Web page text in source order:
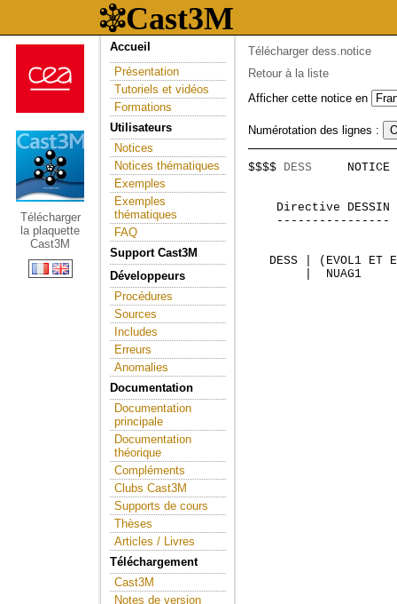
Télécharger
la plaquette
Cast3M
Accueil
Présentation
Tutoriels et vidéos
Formations
Utilisateurs
Notices
Notices thématiques
Exemples
Exemples
thématiques
FAQ
Support Cast3M
Développeurs
Procédures
Sources
Includes
Erreurs
Anomalies
Documentation
Documentation
principale
Documentation
théorique
Compléments
Clubs Cast3M
Supports de cours
Thèses
Articles / Livres
Téléchargement
Cast3M
Notes de version
Télécharger dess.notice
Retour à la liste
Afficher cette notice en
Numérotation des lignes :
$$$$ DESS
Directive